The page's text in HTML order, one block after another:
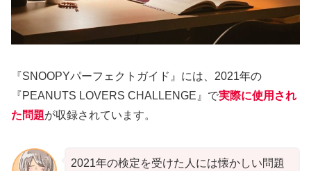
『SNOOPYパーフェクトガイド』には、2021年の
『PEANUTS LOVERS CHALLENGE』で実際に使用され
た問題が収録されています。
2021年の検定を受けた人には懐かしい問題